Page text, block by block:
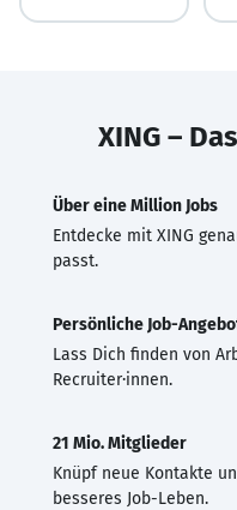
XING –
Über eine Million Jobs
Entdecke mit XING
passt.
Persönliche Job-
Lass Dich finden von
Recruiter·innen.
21 Mio. Mitglieder
Knüpf neue Kontakte
besseres Job-Leben.